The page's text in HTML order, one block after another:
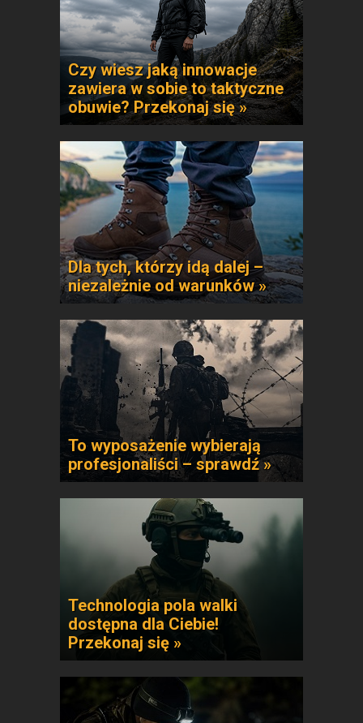
Czy wiesz jaką innowacje
zawiera w sobie to taktyczne
obuwie? Przekonaj się »
Dla tych, którzy idą dalej –
niezależnie od warunków »
To wyposażenie wybierają
profesjonaliści – sprawdź »
Technologia pola walki
dostępna dla Ciebie!
Przekonaj się »